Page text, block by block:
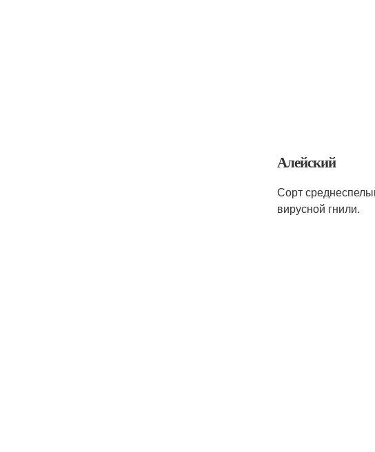
Алейский
Сорт
вирусной гнили.